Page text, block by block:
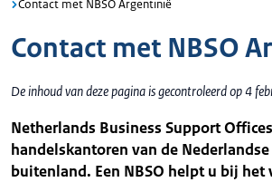
Contact met NBSO Argentinië
Contact met NBSO
De inhoud van deze pagina is gecontroleerd op 4
Netherlands Business Support
handelskantoren van de
buitenland. Een NBSO helpt u bij het